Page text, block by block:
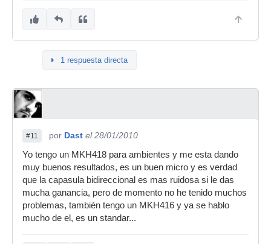
1 respuesta directa
#11 por Dast el 28/01/2010
Yo tengo un MKH418 para ambientes y me esta dando
muy buenos resultados, es un buen micro y es verdad
que la capasula bidireccional es mas ruidosa si le das
mucha ganancia, pero de momento no he tenido muchos
problemas, también tengo un MKH416 y ya se hablo
mucho de el, es un standar...